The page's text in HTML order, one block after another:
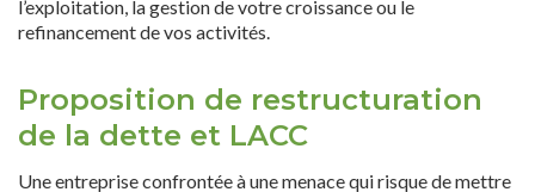
l’exploitation, la gestion de votre croissance ou le
refinancement de vos activités.
Proposition de restructuration
de la dette et LACC
Une entreprise confrontée à une menace qui risque de mettre